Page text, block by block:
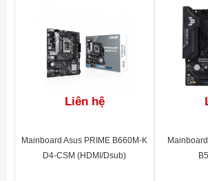
với MOS
Heatsink
lý băng thông
Liên hệ
Mainboard Asus PRIME B660M-K
D4-CSM (HDMI/Dsub)